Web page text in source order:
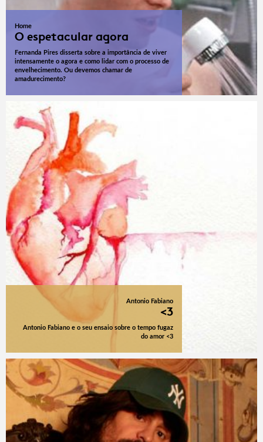
Home
O espetacular agora
Fernanda Pires disserta sobre a importância de viver
intensamente o agora e como lidar com o processo de
envelhecimento. Ou devemos chamar de
amadurecimento?
Antonio Fabiano
<3
Antonio Fabiano e o seu ensaio sobre o tempo fugaz
do amor <3